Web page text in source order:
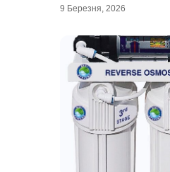
9 Березня, 2026